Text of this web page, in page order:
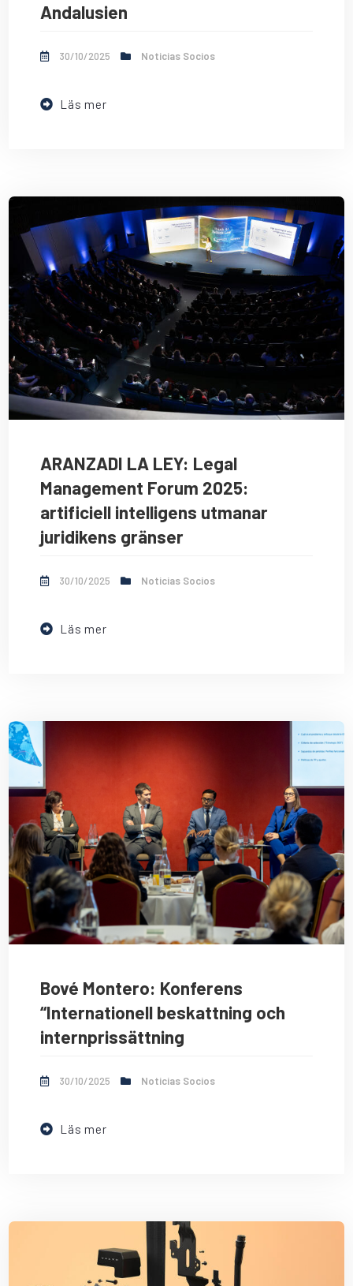
Andalusien
30/10/2025 Noticias Socios
Läs mer
ARANZADI LA LEY: Legal
Management Forum 2025:
artificiell intelligens utmanar
juridikens gränser
30/10/2025 Noticias Socios
Läs mer
Bové Montero: Konferens
“Internationell beskattning och
internprissättning
30/10/2025 Noticias Socios
Läs mer